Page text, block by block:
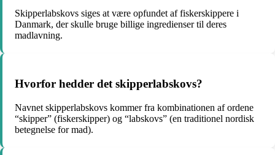
Skipperlabskovs siges at være opfundet af fiskerskippere i
Danmark, der skulle bruge billige ingredienser til deres
madlavning.
Hvorfor hedder det skipperlabskovs?
Navnet skipperlabskovs kommer fra kombinationen af ordene
“skipper” (fiskerskipper) og “labskovs” (en traditionel nordisk
betegnelse for mad).